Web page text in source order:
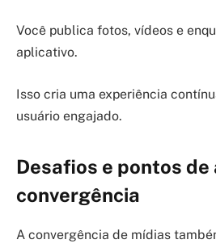
Você publica fotos, vídeos e
aplicativo.
Isso cria uma experiência
usuário engajado.
Desafios e pontos de
convergência
A convergência de mídias